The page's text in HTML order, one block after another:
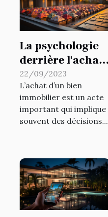
La psychologie
derrière l'achat
de biens
immobiliers
22/09/2023
L’achat d’un bien
immobilier est un acte
important qui implique
souvent des décisions...